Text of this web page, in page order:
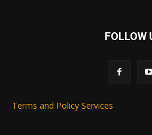
FOLLOW
Terms and Policy Services